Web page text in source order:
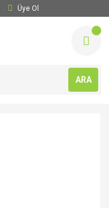
Üye Ol
ARA